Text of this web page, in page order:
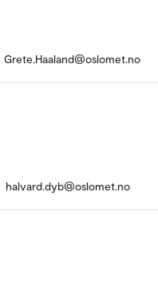
Grete.Haaland@oslomet.no
halvard.dyb@oslomet.no